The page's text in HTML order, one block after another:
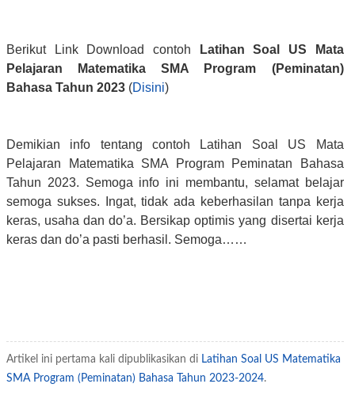
Berikut Link Download contoh
Latihan Soal US Mata
Pelajaran Matematika SMA Program (Peminatan)
Bahasa Tahun 2023 (Disini)
Demikian info tentang contoh Latihan Soal US Mata
Pelajaran Matematika SMA Program Peminatan Bahasa
Tahun 2023. Semoga info ini membantu, selamat belajar
semoga sukses. Ingat, tidak ada keberhasilan tanpa kerja
keras, usaha dan do’a. Bersikap optimis yang disertai kerja
keras dan do’a pasti berhasil. Semoga……
Artikel ini pertama kali dipublikasikan di Latihan Soal US Matematika
SMA Program (Peminatan) Bahasa Tahun 2023-2024.